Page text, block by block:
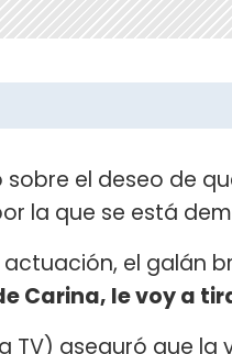
sobre el deseo de
la que se está
el galán
Carina, le voy a
TV) aseguró que la